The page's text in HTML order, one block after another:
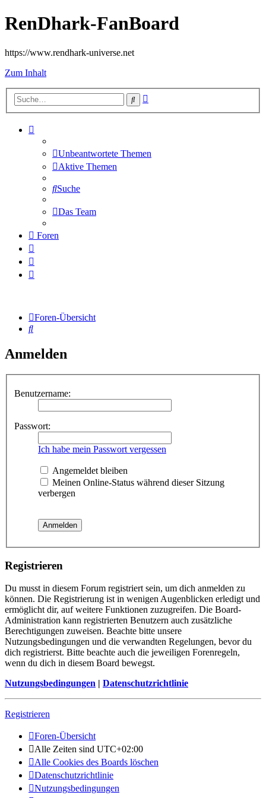
RenDhark-FanBoard
https://www.rendhark-universe.net
Zum Inhalt
Suche
Unbeantwortete Themen
Aktive Themen
Suche
Das Team
Foren
Foren-Übersicht
Suche
Anmelden
Benutzername:
Passwort:
Ich habe mein Passwort vergessen
Angemeldet bleiben
Meinen Online-Status während dieser Sitzung
verbergen
Registrieren
Du musst in diesem Forum registriert sein, um dich anmelden zu
können. Die Registrierung ist in wenigen Augenblicken erledigt und
ermöglicht dir, auf weitere Funktionen zuzugreifen. Die Board-
Administration kann registrierten Benutzern auch zusätzliche
Berechtigungen zuweisen. Beachte bitte unsere
Nutzungsbedingungen und die verwandten Regelungen, bevor du
dich registrierst. Bitte beachte auch die jeweiligen Forenregeln,
wenn du dich in diesem Board bewegst.
Nutzungsbedingungen | Datenschutzrichtlinie
Registrieren
Foren-Übersicht
Alle Zeiten sind UTC+02:00
Alle Cookies des Boards löschen
Datenschutzrichtlinie
Nutzungsbedingungen